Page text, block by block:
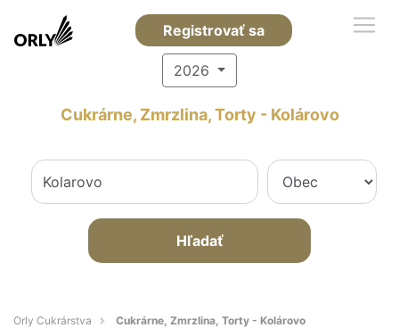
Registrovať sa
2026
Cukrárne, Zmrzlina, Torty - Kolárovo
Hľadať
Orly Cukrárstva Cukrárne, Zmrzlina, Torty - Kolárovo